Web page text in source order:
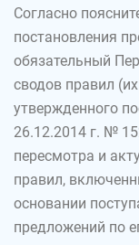
Согласно
постановления
обязательный
сводов правил
утвержденного
26.12.2014 г. №
пересмотра и
правил,
основании
предложений по